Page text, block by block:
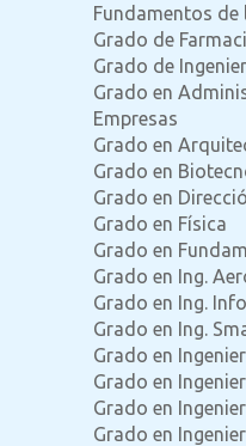
Fundamentos de
Grado de
Grado de
Grado en
Empresas
Grado en
Grado en
Grado en
Grado en Física
Grado en
Grado en Ing.
Grado en Ing.
Grado en Ing.
Grado en
Grado en
Grado en
Grado en